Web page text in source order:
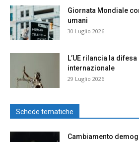
Giornata Mondiale
umani
30 Luglio 2026
L’UE rilancia la
internazionale
29 Luglio 2026
Schede tematiche
Cambiamento